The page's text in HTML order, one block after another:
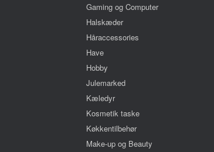
Gaming og Computer
Halskæder
Håraccessories
Have
Hobby
Julemarked
Kæledyr
Kosmetik taske
Køkkentilbehør
Make-up og Beauty